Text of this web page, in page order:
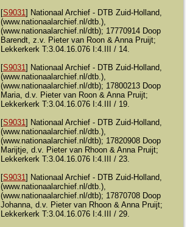
[S9031] Nationaal Archief - DTB Zuid-Holland,
(www.nationaalarchief.nl/dtb.),
(www.nationaalarchief.nl/dtb); 17770914 Doop
Barendt, z.v. Pieter van Roon & Anna Pruijt;
Lekkerkerk T:3.04.16.076 I:4.III / 14.
[S9031] Nationaal Archief - DTB Zuid-Holland,
(www.nationaalarchief.nl/dtb.),
(www.nationaalarchief.nl/dtb); 17800213 Doop
Maria, d.v. Pieter van Roon & Anna Pruijt;
Lekkerkerk T:3.04.16.076 I:4.III / 19.
[S9031] Nationaal Archief - DTB Zuid-Holland,
(www.nationaalarchief.nl/dtb.),
(www.nationaalarchief.nl/dtb); 17820908 Doop
Marijtje, d.v. Pieter van Rhoon & Anna Pruijt;
Lekkerkerk T:3.04.16.076 I:4.III / 23.
[S9031] Nationaal Archief - DTB Zuid-Holland,
(www.nationaalarchief.nl/dtb.),
(www.nationaalarchief.nl/dtb); 17870708 Doop
Johanna, d.v. Pieter van Rhoon & Anna Pruijt;
Lekkerkerk T:3.04.16.076 I:4.III / 29.